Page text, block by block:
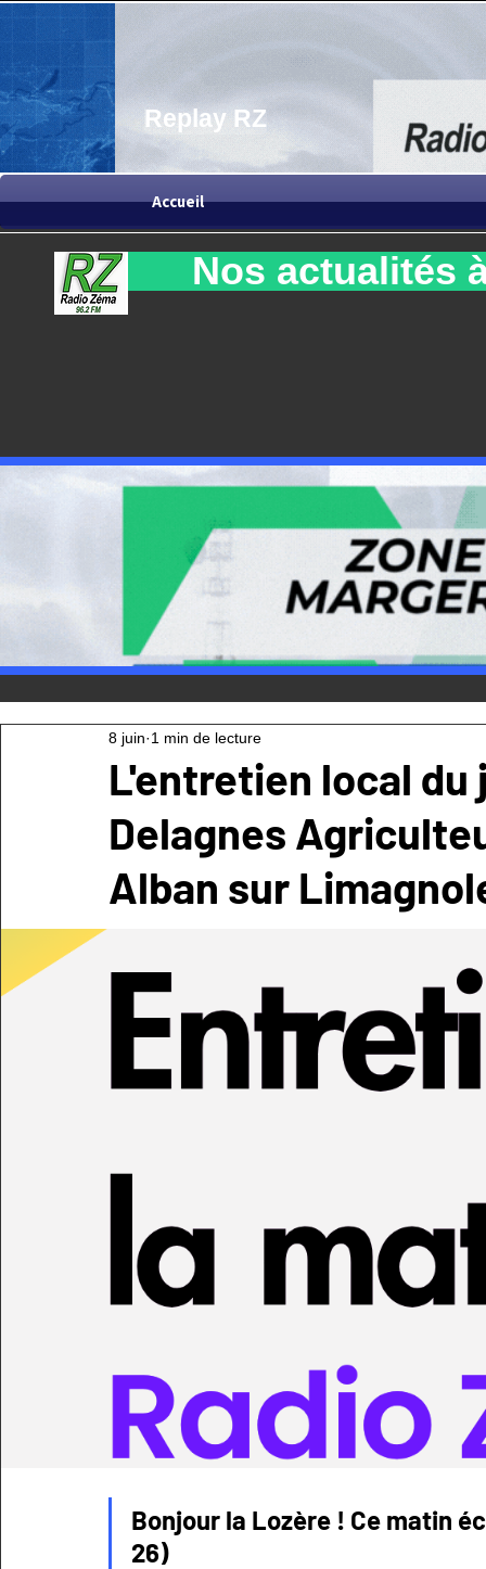
Replay RZ
Accueil
Nos actualités
L'entretien local du
Delagnes
Alban sur
8 juin 1 min de lecture
Bonjour la Lozère ! Ce matin
26)